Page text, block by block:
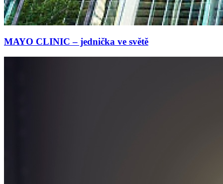
MAYO CLINIC – jednička ve světě